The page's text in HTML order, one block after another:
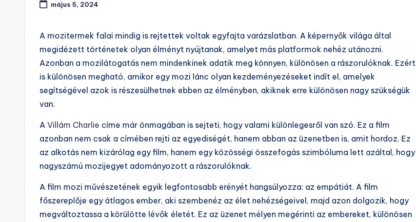
május 5, 2024
A mozitermek falai mindig is rejtettek voltak egyfajta varázslatban. A képernyők világa által
megidézett történetek olyan élményt nyújtanak, amelyet más platformok nehéz utánozni.
Azonban a mozilátogatás nem mindenkinek adatik meg könnyen, különösen a rászorulóknak. Ezért
is különösen megható, amikor egy mozi lánc olyan kezdeményezéseket indít el, amelyek
segítségével azok is részesülhetnek ebben az élményben, akiknek erre különösen nagy szükségük
van.
A Villám Charlie címe már önmagában is sejteti, hogy valami különlegesről van szó. Ez a film
azonban nem csak a címében rejti az egyediségét, hanem abban az üzenetben is, amit hordoz. Ez
az alkotás nem kizárólag egy film, hanem egy közösségi összefogás szimbóluma lett azáltal, hogy
nagyszámú mozijegyet adományozott a rászorulóknak.
A film mozi művészetének egyik legfontosabb erényét hangsúlyozza: az empátiát. A film
főszereplője egy átlagos ember, aki szembenéz az élet nehézségeivel, majd azon dolgozik, hogy
megváltoztassa a körülötte lévők életét. Ez az üzenet mélyen megérinti az embereket, különösen